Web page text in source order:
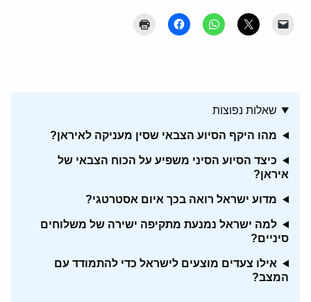
שאלות נפוצות
מהו היקף הסיוע הצבאי שסין מעניקה לאיראן?
כיצד הסיוע הסיני משפיע על הכוח הצבאי של
איראן?
מדוע ישראל רואה בכך איום אסטרטגי?
למה ישראל נמנעת מתקיפה ישירה של משלוחים
סיניים?
אילו צעדים מוצעים לישראל כדי להתמודד עם
המצב?